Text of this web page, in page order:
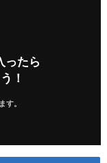
ったら
！
す。